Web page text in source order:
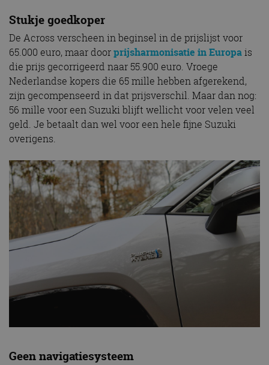
Stukje goedkoper
De Across verscheen in beginsel in de prijslijst voor
65.000 euro, maar doorprijsharmonisatie in Europais
die prijs gecorrigeerd naar 55.900 euro. Vroege
Nederlandse kopers die 65 mille hebben afgerekend,
zijn gecompenseerd in dat prijsverschil. Maar dan nog:
56 mille voor een Suzuki blijft wellicht voor velen veel
geld. Je betaalt dan wel voor een hele fijne Suzuki
overigens.
Geen navigatiesysteem